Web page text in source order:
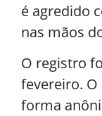
é agredido
nas mãos
O registro
fevereiro.
forma